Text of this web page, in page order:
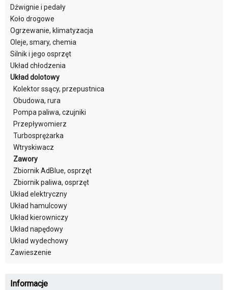
Dźwignie i pedały
Koło drogowe
Ogrzewanie, klimatyzacja
Oleje, smary, chemia
Silnik i jego osprzęt
Układ chłodzenia
Układ dolotowy
Kolektor ssący, przepustnica
Obudowa, rura
Pompa paliwa, czujniki
Przepływomierz
Turbosprężarka
Wtryskiwacz
Zawory
Zbiornik AdBlue, osprzęt
Zbiornik paliwa, osprzęt
Układ elektryczny
Układ hamulcowy
Układ kierowniczy
Układ napędowy
Układ wydechowy
Zawieszenie
Informacje